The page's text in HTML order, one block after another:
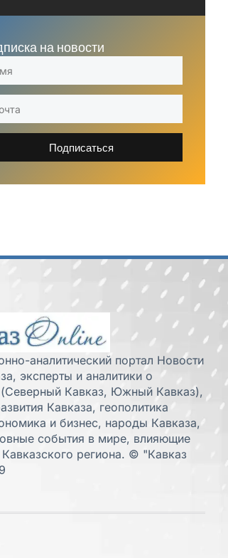
на новости
Подписаться
аналитический портал Новости
эксперты и аналитики о
(Северный Кавказ, Южный Кавказ),
Кавказа, геополитика
и бизнес, народы Кавказа,
события в мире, влияющие
Кавказского региона. © "Кавказ